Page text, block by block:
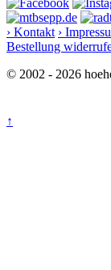
› Kontakt ›
Bestellung
© 2002 - 2026
↑